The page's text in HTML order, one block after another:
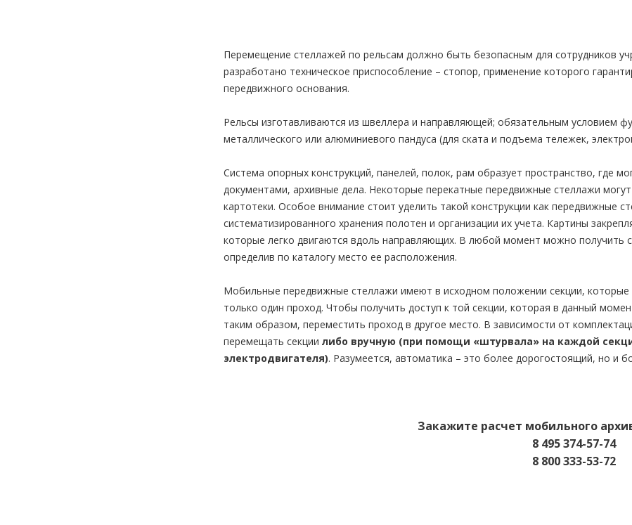
Перемещение стеллажей по рельсам должно быть безопасным для сотрудников
разработано техническое приспособление – стопор, применение которого
передвижного основания.
Рельсы изготавливаются из швеллера и направляющей; обязательным условием
металлического или алюминиевого пандуса (для ската и подъема тележек,
Система опорных конструкций, панелей, полок, рам образует пространство, где
документами, архивные дела. Некоторые перекатные передвижные стеллажи
картотеки. Особое внимание стоит уделить такой конструкции как передвижные
систематизированного хранения полотен и организации их учета. Картины
которые легко двигаются вдоль направляющих. В любой момент можно получить
определив по каталогу место ее расположения.
Мобильные передвижные стеллажи имеют в исходном положении секции, которые
только один проход. Чтобы получить доступ к той секции, которая в данный
таким образом, переместить проход в другое место. В зависимости от
перемещать секции либо вручную (при помощи «штурвала» на каждой
электродвигателя). Разумеется, автоматика – это более дорогостоящий, но и
Закажите расчет мобильного
8 495 374-57-74
8 800 333-53-72